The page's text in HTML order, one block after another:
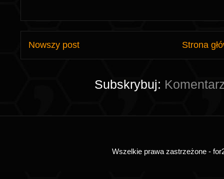
Nowszy post Strona
Subskrybuj:
Wszelkie prawa zastrzeżone -